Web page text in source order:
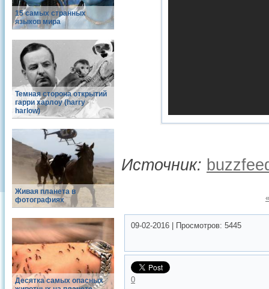
15 самых странных
языков мира
Темная сторона открытий
гарри харлоу (harry
harlow)
Живая планета в
фотографиях
Десятка самых опасных
Источник:
09-02-2016 Просмотров: 5445
0